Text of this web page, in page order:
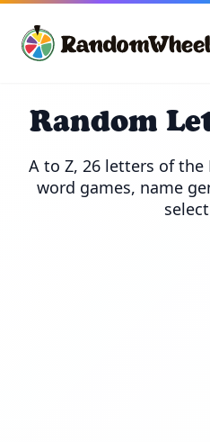
Random
A to Z, 26 letters of the
word games, name